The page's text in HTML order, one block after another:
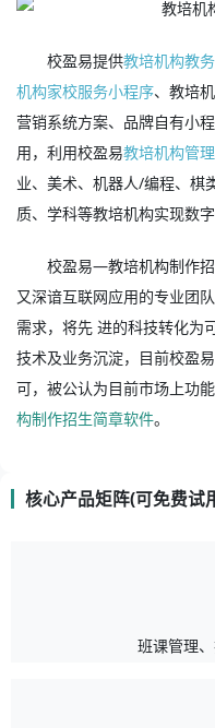
校盈易提供教培机构教
机构家校服务小程序、教培
营销系统方案、品牌自有小
用，利用校盈易教培机构管
业、美术、机器人/编程、棋
质、学科等教培机构实现数
校盈易—教培机构制作
又深谙互联网应用的专业团
需求，将先 进的科技转化为
技术及业务沉淀，目前校盈
可，被公认为目前市场上功
构制作招生简章软件。
核心产品矩阵(可免费试
班课管理